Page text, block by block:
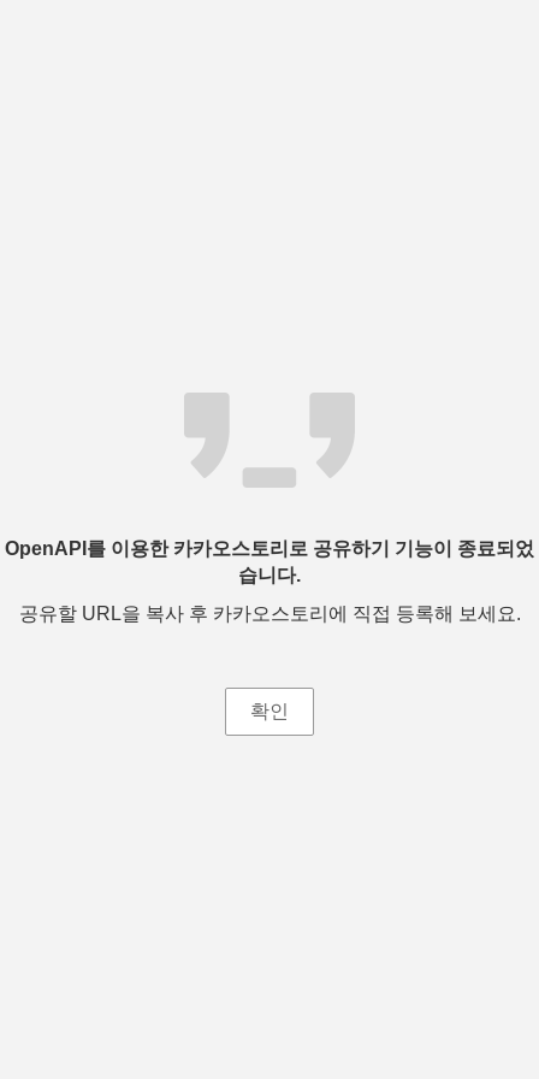
OpenAPI를 이용한 카카오스토리로 공유하기 기능이 종료되었
습니다.
공유할 URL을 복사 후 카카오스토리에 직접 등록해 보세요.
확인